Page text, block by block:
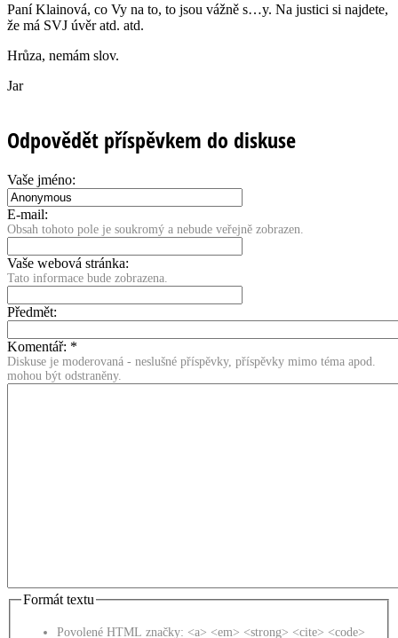
Paní Klainová, co Vy na to, to jsou vážně s…y. Na justici si najdete,
že má SVJ úvěr atd. atd.
Hrůza, nemám slov.
Jar
Odpovědět příspěvkem do diskuse
Vaše jméno:
E-mail:
Obsah tohoto pole je soukromý a nebude veřejně zobrazen.
Vaše webová stránka:
Tato informace bude zobrazena.
Předmět:
Komentář: *
Diskuse je moderovaná - neslušné příspěvky, příspěvky mimo téma apod.
mohou být odstraněny.
Formát textu
Povolené HTML značky: <a> <em> <strong> <cite> <code>